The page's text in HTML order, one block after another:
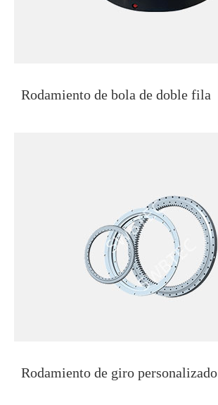
Rodamiento de bola de doble fila
Rodamiento de giro personalizado